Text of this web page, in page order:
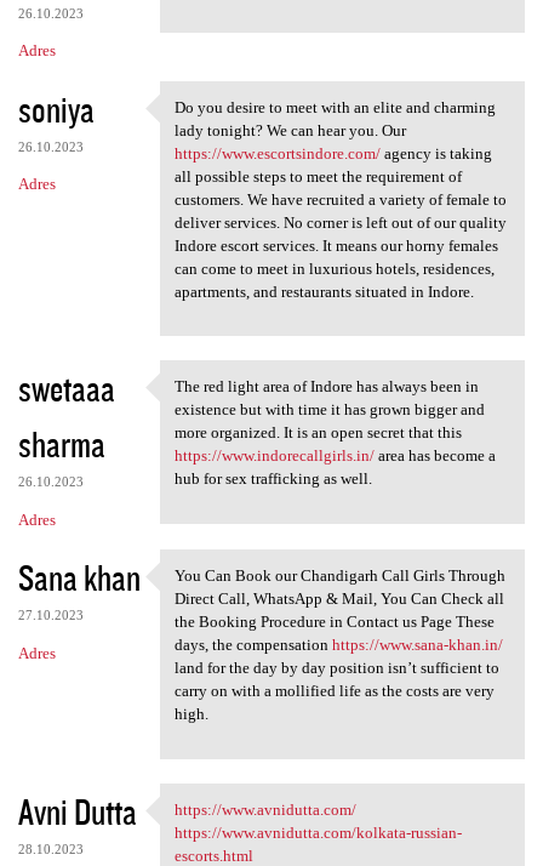
26.10.2023
Adres
soniya
26.10.2023
Adres
Do you desire to meet with an
Do you desire to meet with an elite and charming
lady tonight? We can hear you. Our
https://www.escortsindore.com/agency is taking
all possible steps to meet the requirement of
customers. We have recruited a variety of female to
deliver services. No corner is left out of our quality
Indore escort services. It means our horny females
can come to meet in luxurious hotels, residences,
apartments, and restaurants situated in Indore.
swetaaa
sharma
26.10.2023
Adres
The red light area of Indore
The red light area of Indore has always been in
existence but with time it has grown bigger and
more organized. It is an open secret that this
https://www.indorecallgirls.in/area has become a
hub for sex trafficking as well.
Sana khan
27.10.2023
Adres
You Can Book our Chandigarh
You Can Book our Chandigarh Call Girls Through
Direct Call, WhatsApp & Mail, You Can Check all
the Booking Procedure in Contact us Page These
days, the compensation https://www.sana-khan.in/
land for the day by day position isn’t sufficient to
carry on with a mollified life as the costs are very
high.
Avni Dutta
28.10.2023
https://www.avnidutta.com/
https://www.avnidutta.com/
https://www.avnidutta.com/kolkata-russian-
escorts.html